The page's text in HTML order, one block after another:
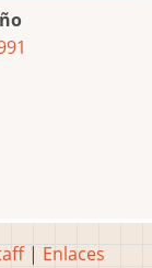
| Enlaces